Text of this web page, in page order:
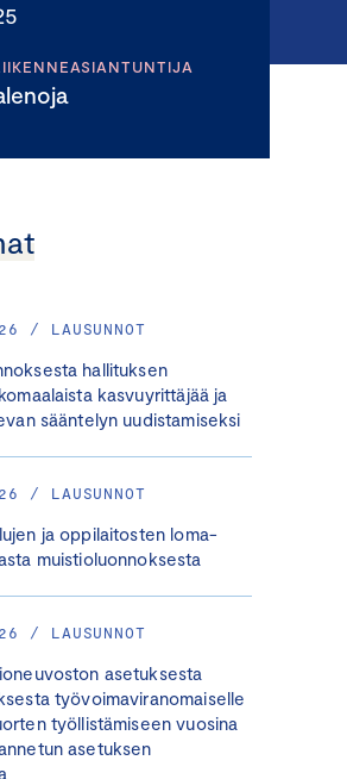
/ LAUSUNNOT
hallituksen
kasvuyrittäjää ja
sääntelyn uudistamiseksi
/ LAUSUNNOT
ja oppilaitosten loma-
muistioluonnoksesta
/ LAUSUNNOT
asetuksesta
työvoimaviranomaiselle
työllistämiseen vuosina
asetuksen